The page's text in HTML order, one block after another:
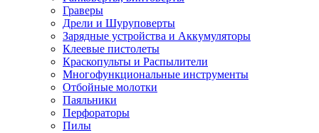
Граверы
Дрели и Шуруповерты
Зарядные устройства и Аккумуляторы
Клеевые пистолеты
Краскопульты и Распылители
Многофункциональные инструменты
Отбойные молотки
Паяльники
Перфораторы
Пилы